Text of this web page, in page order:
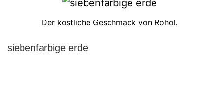
Der köstliche Geschmack von Rohöl.
siebenfarbige erde